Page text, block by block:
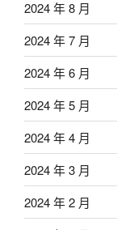
2024 年 8 月
2024 年 7 月
2024 年 6 月
2024 年 5 月
2024 年 4 月
2024 年 3 月
2024 年 2 月